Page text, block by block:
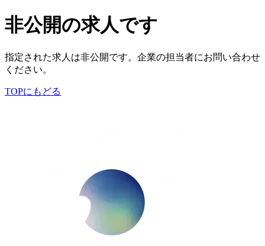
非公開の求人です
指定された求人は非公開です。企業の担当者にお問い合わせ
ください。
TOPにもどる